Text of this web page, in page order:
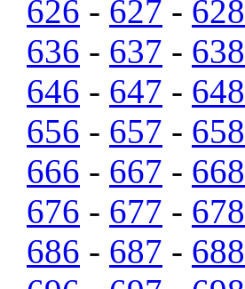
626 - 627 - 628
636 - 637 - 638
646 - 647 - 648
656 - 657 - 658
666 - 667 - 668
676 - 677 - 678
686 - 687 - 688